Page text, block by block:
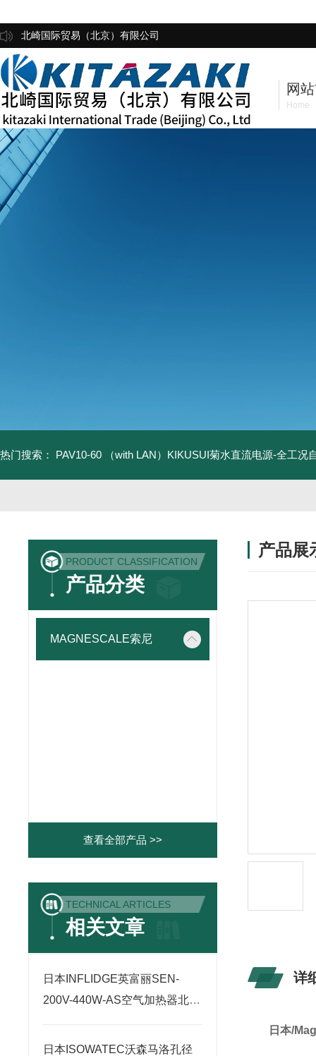
北崎国际贸易（北京）有限公司
网
Home
热门搜索： PAV10-60 （with LAN）KIKUSUI菊水直流电源-全工况
PRODUCT CLASSIFICATION
产品分类
MAGNESCALE索尼
查看全部产品 >>
TECHNICAL ARTICLES
相关文章
日本INFLIDGE英富丽SEN-
200V-440W-AS空气加热器北崎
日本ISOWATEC沃森马洛孔径
产品展
详
日本/